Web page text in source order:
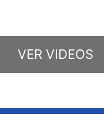
VER VIDEOS